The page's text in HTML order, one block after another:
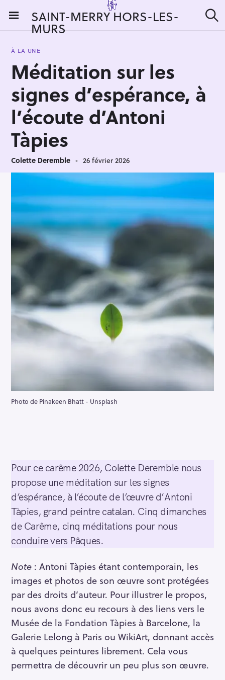
i
SAINT-MERRY HORS-LES-
MURS e
Photo de Pinakeen Bhatt - Unsplash
À LA UNE
Méditation sur les
signes d’espérance, à
l’écoute d’Antoni
Tàpies
Colette Deremble 26 février 2026
Pour ce carême 2026, Colette Deremble nous
propose une méditation sur les signes
d’espérance, à l’écoute de l’œuvre d’Antoni
Tàpies, grand peintre catalan. Cinq dimanches
de Carême, cinq méditations pour nous
conduire vers Pâques.
Note : Antoni Tàpies étant contemporain, les
images et photos de son œuvre sont protégées
par des droits d’auteur. Pour illustrer le propos,
nous avons donc eu recours à des liens vers le
Musée de la Fondation Tàpies à Barcelone, la
Galerie Lelong à Paris ou WikiArt, donnant accès
à quelques peintures librement. Cela vous
permettra de découvrir un peu plus son œuvre.